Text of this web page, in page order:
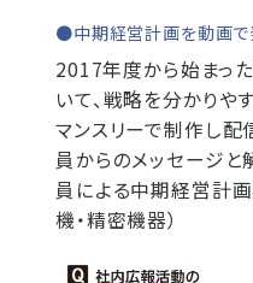
●中期経営計画を動画で
2017年度から始まっ
いて、戦略を分かりや
マンスリーで制作し配
員からのメッセージ
員による中期経営計
機・精密機器）